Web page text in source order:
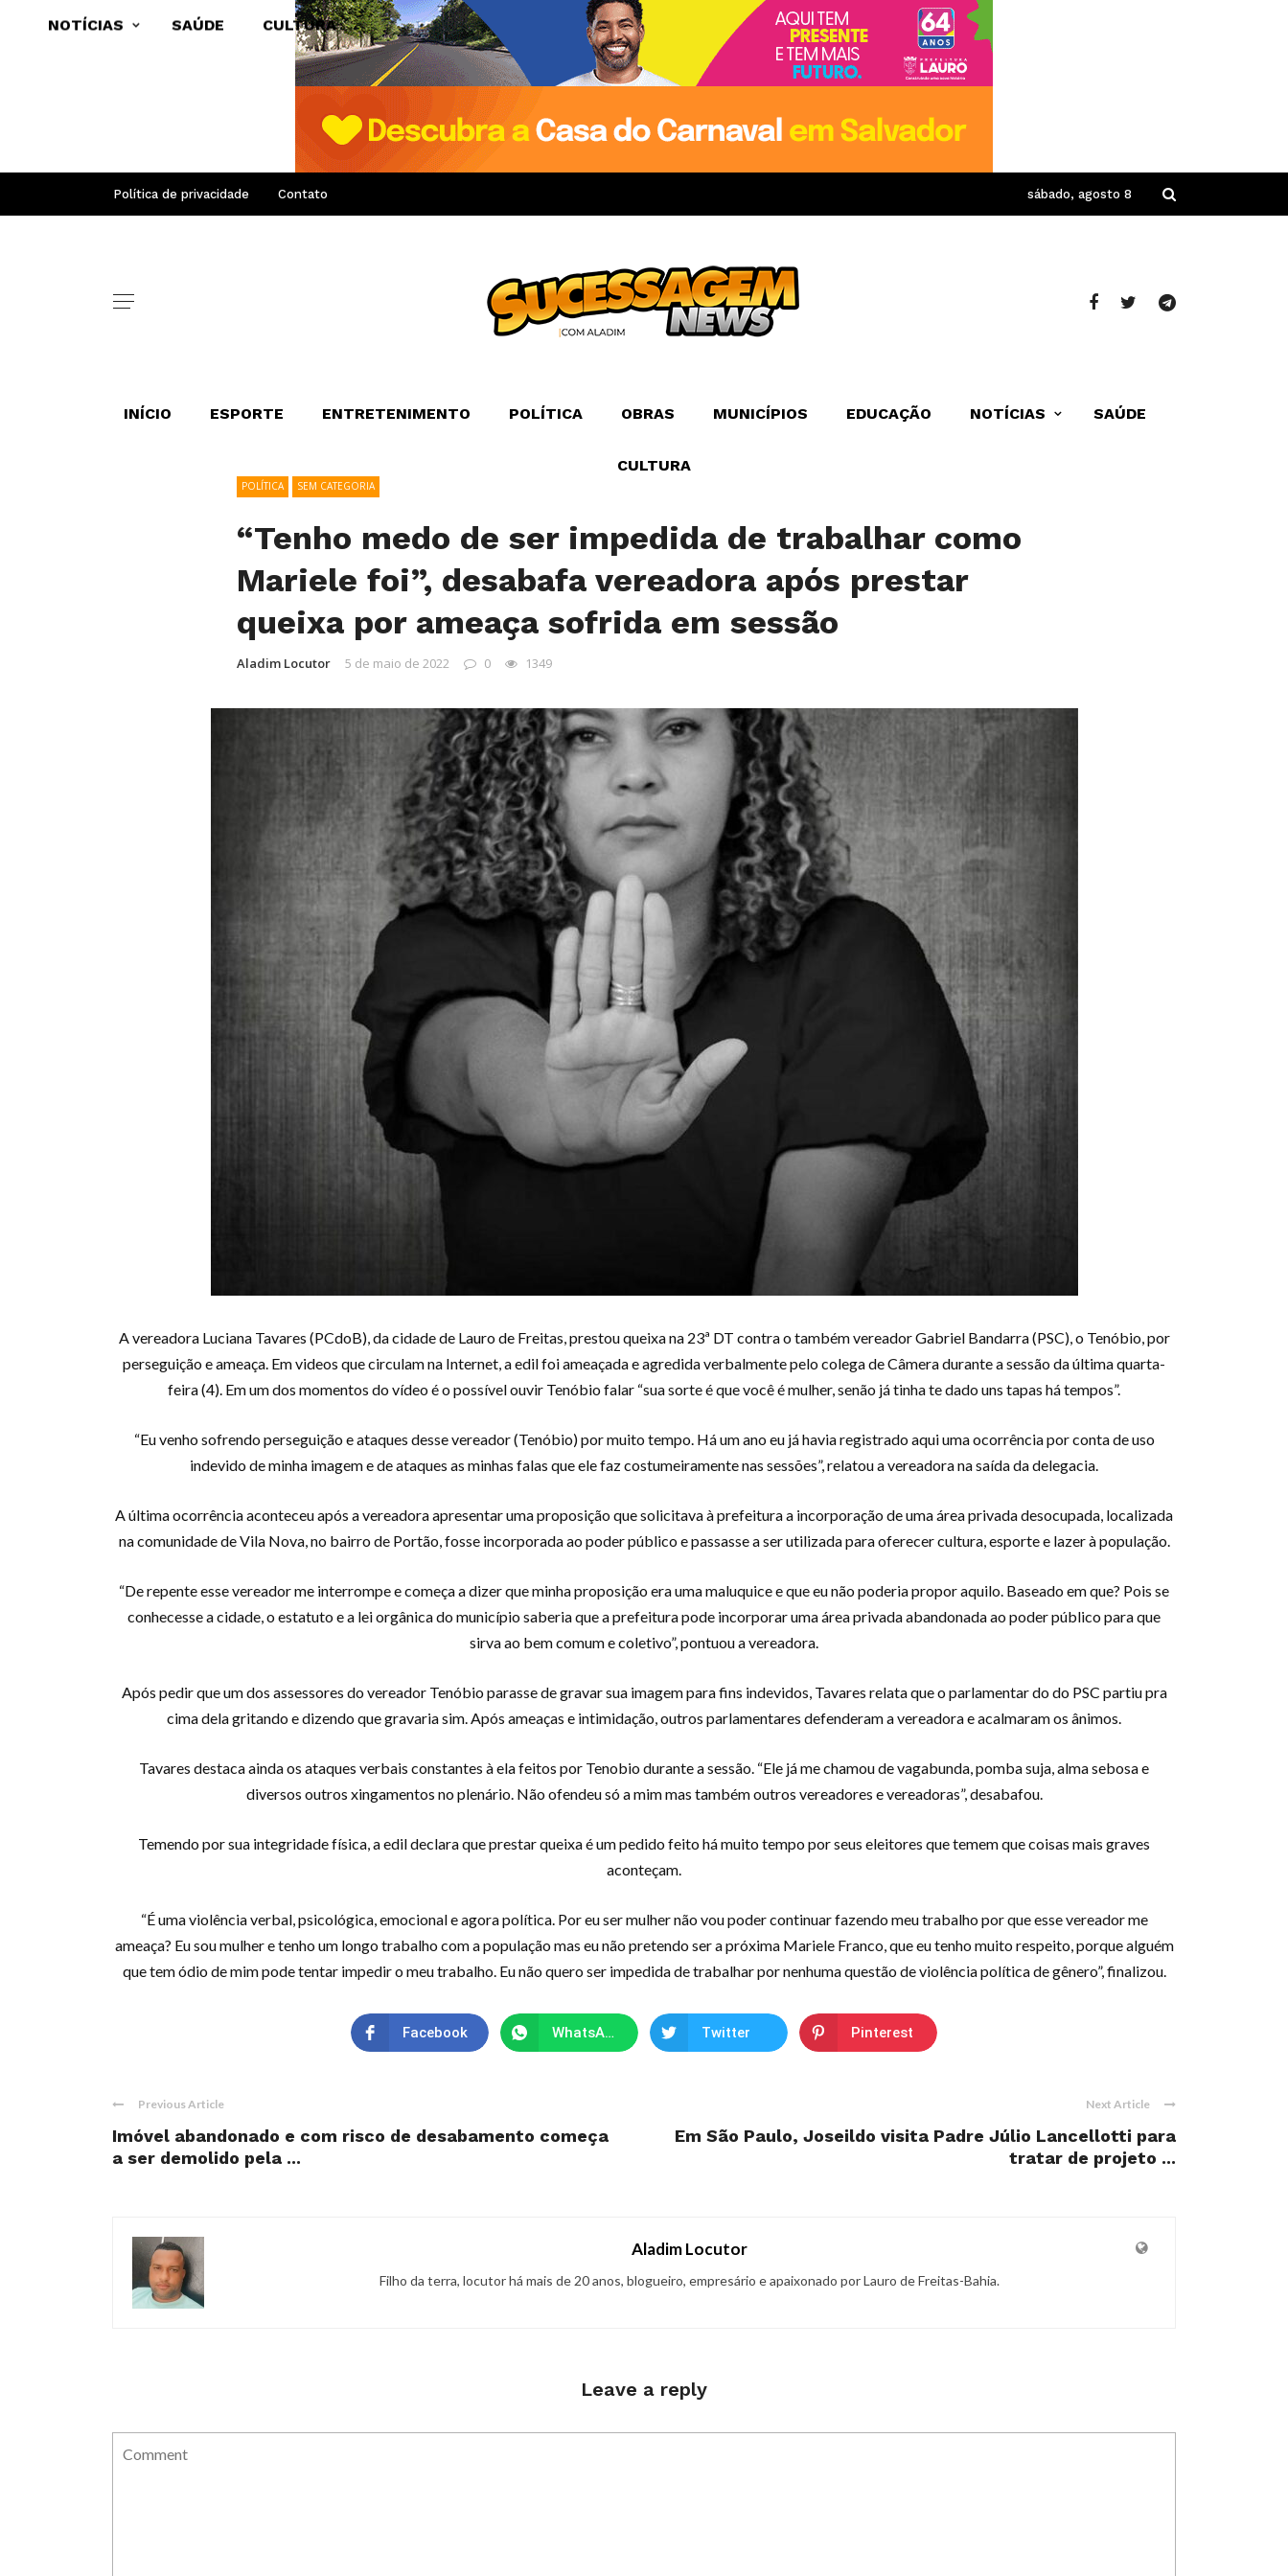
Política de privacidade Contato sábado, agosto 8
INÍCIO ESPORTE ENTRETENIMENTO POLÍTICA OBRAS MUNICÍPIOS EDUCAÇÃO NOTÍCIAS SAÚDE
CULTURA
NOTÍCIAS SAÚDE CULTURA
POLÍTICA SEM CATEGORIA
“Tenho medo de ser impedida de trabalhar como
Mariele foi”, desabafa vereadora após prestar
queixa por ameaça sofrida em sessão
Aladim Locutor 5 de maio de 2022 0 1349
A vereadora Luciana Tavares (PCdoB), da cidade de Lauro de Freitas, prestou queixa na 23ª DT contra o também vereador Gabriel Bandarra (PSC), o Tenóbio, por
perseguição e ameaça. Em videos que circulam na Internet, a edil foi ameaçada e agredida verbalmente pelo colega de Câmera durante a sessão da última quarta-
feira (4). Em um dos momentos do vídeo é o possível ouvir Tenóbio falar “sua sorte é que você é mulher, senão já tinha te dado uns tapas há tempos”.
“Eu venho sofrendo perseguição e ataques desse vereador (Tenóbio) por muito tempo. Há um ano eu já havia registrado aqui uma ocorrência por conta de uso
indevido de minha imagem e de ataques as minhas falas que ele faz costumeiramente nas sessões”, relatou a vereadora na saída da delegacia.
A última ocorrência aconteceu após a vereadora apresentar uma proposição que solicitava à prefeitura a incorporação de uma área privada desocupada, localizada
na comunidade de Vila Nova, no bairro de Portão, fosse incorporada ao poder público e passasse a ser utilizada para oferecer cultura, esporte e lazer à população.
“De repente esse vereador me interrompe e começa a dizer que minha proposição era uma maluquice e que eu não poderia propor aquilo. Baseado em que? Pois se
conhecesse a cidade, o estatuto e a lei orgânica do município saberia que a prefeitura pode incorporar uma área privada abandonada ao poder público para que
sirva ao bem comum e coletivo”, pontuou a vereadora.
Após pedir que um dos assessores do vereador Tenóbio parasse de gravar sua imagem para fins indevidos, Tavares relata que o parlamentar do do PSC partiu pra
cima dela gritando e dizendo que gravaria sim. Após ameaças e intimidação, outros parlamentares defenderam a vereadora e acalmaram os ânimos.
Tavares destaca ainda os ataques verbais constantes à ela feitos por Tenobio durante a sessão. “Ele já me chamou de vagabunda, pomba suja, alma sebosa e
diversos outros xingamentos no plenário. Não ofendeu só a mim mas também outros vereadores e vereadoras”, desabafou.
Temendo por sua integridade física, a edil declara que prestar queixa é um pedido feito há muito tempo por seus eleitores que temem que coisas mais graves
aconteçam.
“É uma violência verbal, psicológica, emocional e agora política. Por eu ser mulher não vou poder continuar fazendo meu trabalho por que esse vereador me
ameaça? Eu sou mulher e tenho um longo trabalho com a população mas eu não pretendo ser a próxima Mariele Franco, que eu tenho muito respeito, porque alguém
que tem ódio de mim pode tentar impedir o meu trabalho. Eu não quero ser impedida de trabalhar por nenhuma questão de violência política de gênero”, finalizou.
Facebook WhatsApp Twitter Pinterest
Previous Article
Imóvel abandonado e com risco de desabamento começa
a ser demolido pela ...
Next Article
Em São Paulo, Joseildo visita Padre Júlio Lancellotti para
tratar de projeto ...
Aladim Locutor
Filho da terra, locutor há mais de 20 anos, blogueiro, empresário e apaixonado por Lauro de Freitas-Bahia.
Leave a reply